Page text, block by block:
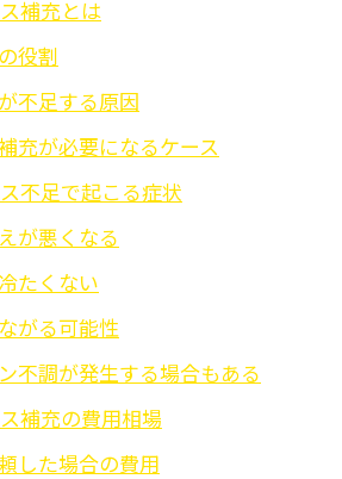
補充とは
役割
不足する原因
充が必要になるケース
不足で起こる症状
が悪くなる
たくない
がる可能性
不調が発生する場合もある
補充の費用相場
した場合の費用